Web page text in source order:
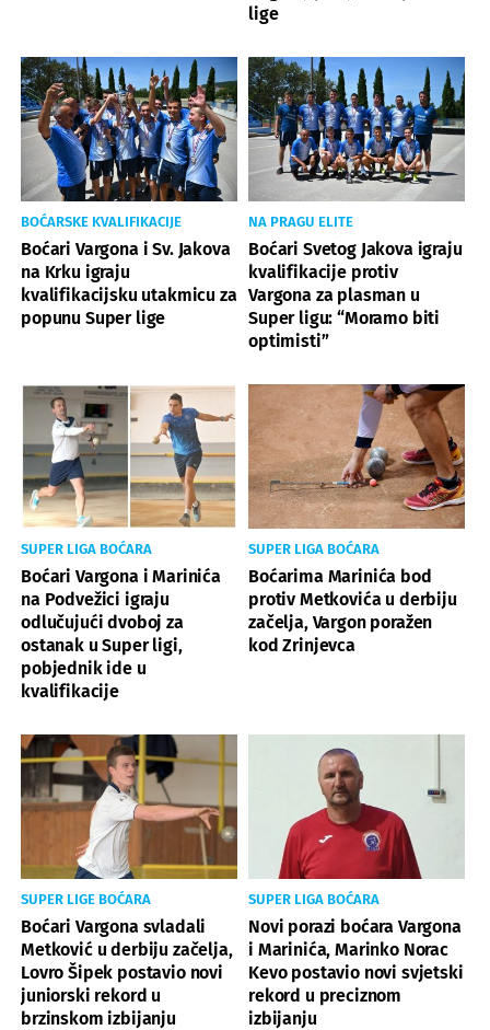
lige
BOĆARSKE KVALIFIKACIJE
Boćari Vargona i Sv. Jakova
na Krku igraju
kvalifikacijsku utakmicu za
popunu Super lige
NA PRAGU ELITE
Boćari Svetog Jakova igraju
kvalifikacije protiv
Vargona za plasman u
Super ligu: “Moramo biti
optimisti”
SUPER LIGA BOĆARA
Boćari Vargona i Marinića
na Podvežici igraju
odlučujući dvoboj za
ostanak u Super ligi,
pobjednik ide u
kvalifikacije
SUPER LIGA BOĆARA
Boćarima Marinića bod
protiv Metkovića u derbiju
začelja, Vargon poražen
kod Zrinjevca
SUPER LIGE BOĆARA
Boćari Vargona svladali
Metković u derbiju začelja,
Lovro Šipek postavio novi
juniorski rekord u
brzinskom izbijanju
SUPER LIGA BOĆARA
Novi porazi boćara Vargona
i Marinića, Marinko Norac
Kevo postavio novi svjetski
rekord u preciznom
izbijanju